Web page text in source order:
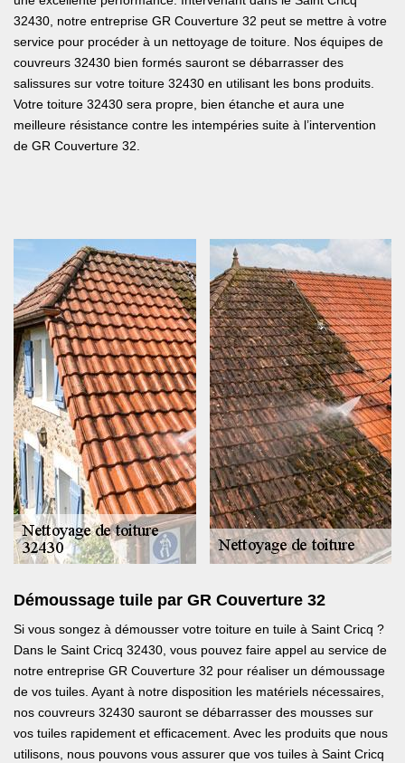
32430, notre entreprise GR Couverture 32 peut se mettre à votre
service pour procéder à un nettoyage de toiture. Nos équipes de
couvreurs 32430 bien formés sauront se débarrasser des
salissures sur votre toiture 32430 en utilisant les bons produits.
Votre toiture 32430 sera propre, bien étanche et aura une
meilleure résistance contre les intempéries suite à l’intervention
de GR Couverture 32.
Démoussage tuile par GR Couverture 32
Si vous songez à démousser votre toiture en tuile à Saint Cricq ?
Dans le Saint Cricq 32430, vous pouvez faire appel au service de
notre entreprise GR Couverture 32 pour réaliser un démoussage
de vos tuiles. Ayant à notre disposition les matériels nécessaires,
nos couvreurs 32430 sauront se débarrasser des mousses sur
vos tuiles rapidement et efficacement. Avec les produits que nous
utilisons, nous pouvons vous assurer que vos tuiles à Saint Cricq